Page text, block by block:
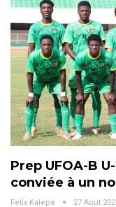
Prep UFOA-B
conviée à un
Felix Kalepe 27 Août